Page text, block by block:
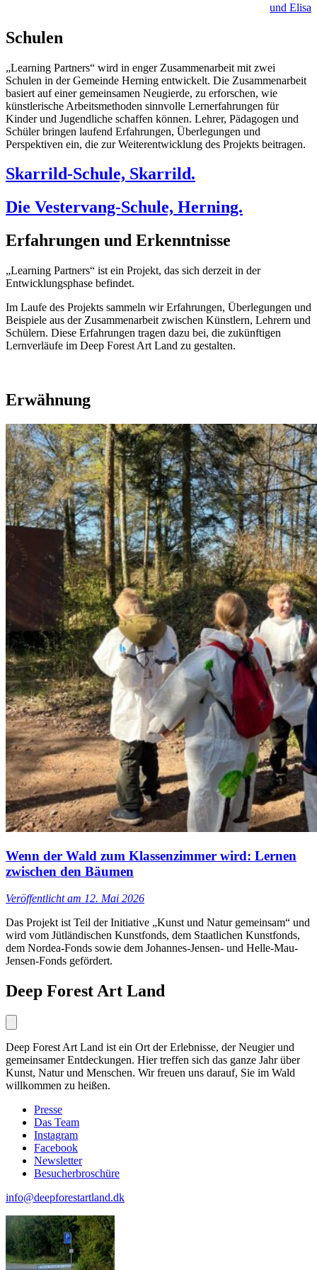
und
Schulen
„Learning Partners“ wird in enger Zusammenarbeit mit zwei
Schulen in der Gemeinde Herning entwickelt. Die Zusammenarbeit
basiert auf einer gemeinsamen Neugierde, zu erforschen, wie
künstlerische Arbeitsmethoden sinnvolle Lernerfahrungen für
Kinder und Jugendliche schaffen können. Lehrer, Pädagogen und
Schüler bringen laufend Erfahrungen, Überlegungen und
Perspektiven ein, die zur Weiterentwicklung des Projekts beitragen.
Skarrild-Schule, Skarrild.
Die Vestervang-Schule, Herning.
Erfahrungen und Erkenntnisse
„Learning Partners“ ist ein Projekt, das sich derzeit in der
Entwicklungsphase befindet.
Im Laufe des Projekts sammeln wir Erfahrungen, Überlegungen und
Beispiele aus der Zusammenarbeit zwischen Künstlern, Lehrern und
Schülern. Diese Erfahrungen tragen dazu bei, die zukünftigen
Lernverläufe im Deep Forest Art Land zu gestalten.
Erwähnung
Wenn der Wald zum Klassenzimmer wird: Lernen
zwischen den Bäumen
Veröffentlicht am 12. Mai 2026
Das Projekt ist Teil der Initiative „Kunst und Natur gemeinsam“ und
wird vom Jütländischen Kunstfonds, dem Staatlichen Kunstfonds,
dem Nordea-Fonds sowie dem Johannes-Jensen- und Helle-Mau-
Jensen-Fonds gefördert.
Deep Forest Art Land
Deep Forest Art Land ist ein Ort der Erlebnisse, der Neugier und
gemeinsamer Entdeckungen. Hier treffen sich das ganze Jahr über
Kunst, Natur und Menschen. Wir freuen uns darauf, Sie im Wald
willkommen zu heißen.
Presse
Das Team
Instagram
Facebook
Newsletter
Besucherbroschüre
info@deepforestartland.dk